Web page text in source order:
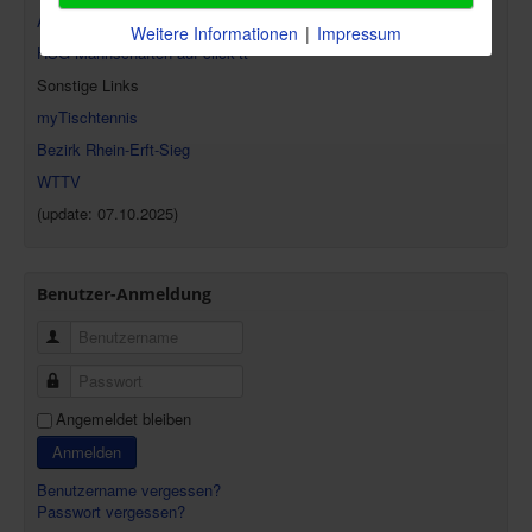
Aktuelle Bilanzen HSG auf click-tt
HSG-Mannschaften auf click-tt
Sonstige Links
myTischtennis
Bezirk Rhein-Erft-Sieg
WTTV
(update: 07.10.2025)
Benutzer-Anmeldung
Benutzername
Passwort
Angemeldet bleiben
Anmelden
Benutzername vergessen?
Passwort vergessen?
Weitere Informationen | Impressum